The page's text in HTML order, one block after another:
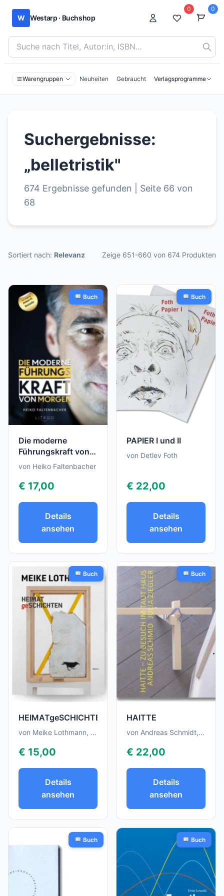
W Westarp · Buchshop
Bücher suchen nach Titel, Autor:in oder ISBN
0 0
Warengruppen Neuheiten Gebraucht Verlagsprogramme
Suchergebnisse:
„belletristik"
674 Ergebnisse gefunden | Seite 66 von
68
Sortiert nach: Relevanz Zeige 651-660 von 674 Produkten
Buch
Die moderne
Führungskraft von
morgen
von Heiko Faltenbacher
€ 17,00
Details
ansehen
Buch
PAPIER I und II
von Detlev Foth
€ 22,00
Details
ansehen
Buch
HEIMATgeSCHICHTEN
von Meike Lothmann, Brigitte Labs-Ehlert, Alexander Hilbert, Martin Zellerhoff
€ 15,00
Details
ansehen
Buch
HAITTE
von Andreas Schmidt, Julia ziegler, Katrin Bettina Müller
€ 22,00
Details
ansehen
Buch Buch